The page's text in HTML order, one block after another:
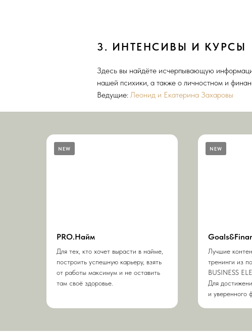
3. ИНТЕНСИВЫ И КУРСЫ
Здесь вы найдёте исчерпывающую
нашей психики, а также о личностном и
Ведущие: Леонид и Екатерина Захаровы
NEW
PRO.Найм
Для тех, кто хочет вырасти в найме,
построить успешную карьеру, взять
от работы максимум и не оставить
там своё здоровье.
NEW
Лучшие
тренинги из
BUSINESS
Для
и уверенного